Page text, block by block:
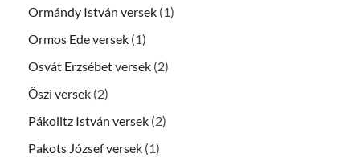
Ormándy István versek (1)
Ormos Ede versek (1)
Osvát Erzsébet versek (2)
Őszi versek (2)
Pákolitz István versek (2)
Pakots József versek (1)